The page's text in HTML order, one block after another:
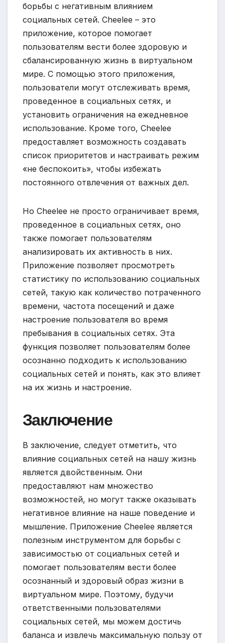
борьбы с негативным влиянием
социальных сетей. Cheelee – это
приложение, которое помогает
пользователям вести более здоровую и
сбалансированную жизнь в виртуальном
мире. С помощью этого приложения,
пользователи могут отслеживать время,
проведенное в социальных сетях, и
установить ограничения на ежедневное
использование. Кроме того, Cheelee
предоставляет возможность создавать
список приоритетов и настраивать режим
«не беспокоить», чтобы избежать
постоянного отвлечения от важных дел.
Но Cheelee не просто ограничивает время,
проведенное в социальных сетях, оно
также помогает пользователям
анализировать их активность в них.
Приложение позволяет просмотреть
статистику по использованию социальных
сетей, такую как количество потраченного
времени, частота посещений и даже
настроение пользователя во время
пребывания в социальных сетях. Эта
функция позволяет пользователям более
осознанно подходить к использованию
социальных сетей и понять, как это влияет
на их жизнь и настроение.
Заключение
В заключение, следует отметить, что
влияние социальных сетей на нашу жизнь
является двойственным. Они
предоставляют нам множество
возможностей, но могут также оказывать
негативное влияние на наше поведение и
мышление. Приложение Cheelee является
полезным инструментом для борьбы с
зависимостью от социальных сетей и
помогает пользователям вести более
осознанный и здоровый образ жизни в
виртуальном мире. Поэтому, будучи
ответственными пользователями
социальных сетей, мы можем достичь
баланса и извлечь максимальную пользу от